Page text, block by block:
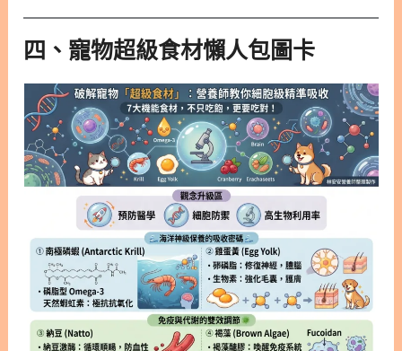
四、寵物超級食材懶人包圖卡